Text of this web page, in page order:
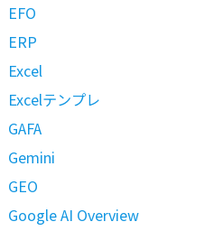
EFO
ERP
Excel
Excelテンプレ
GAFA
Gemini
GEO
Google AI Overview